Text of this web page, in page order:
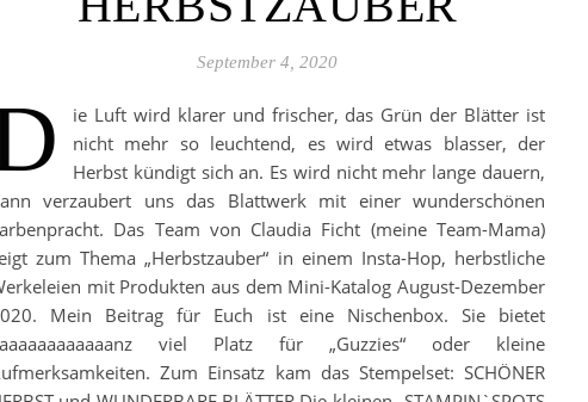
September 4, 2020
ie Luft wird klarer und frischer, das Grün der Blätter ist
nicht mehr so leuchtend, es wird etwas blasser, der
Herbst kündigt sich an. Es wird nicht mehr lange dauern,
verzaubert uns das Blattwerk mit einer wunderschönen
Das Team von Claudia Ficht (meine Team-Mama)
zum Thema „Herbstzauber“ in einem Insta-Hop, herbstliche
mit Produkten aus dem Mini-Katalog August-Dezember
Mein Beitrag für Euch ist eine Nischenbox. Sie bietet
viel Platz für „Guzzies“ oder kleine
Zum Einsatz kam das Stempelset: SCHÖNER